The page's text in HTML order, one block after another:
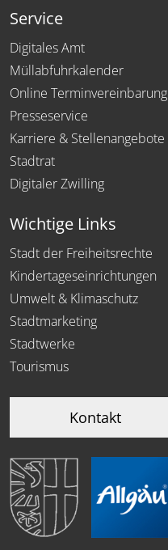
Service
Digitales Amt
Müllabfuhrkalender
Online Terminvereinbarung
Presseservice
Karriere & Stellenangebote
Stadtrat
Digitaler Zwilling
Wichtige Links
Stadt der Freiheitsrechte
Kindertageseinrichtungen
Umwelt & Klimaschutz
Stadtmarketing
Stadtwerke
Tourismus
Kontakt